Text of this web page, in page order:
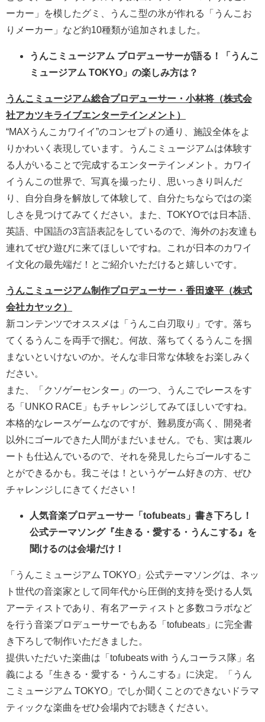
ーカー」を模したグミ、うんこ型の氷が作れる「うんこお
りメーカー」など約10種類が追加されました。
うんこミュージアム プロデューサーが語る！「うんこ
ミュージアム TOKYO」の楽しみ方は？
うんこミュージアム総合プロデューサー・小林将（株式会
社アカツキライブエンターテインメント）
“MAXうんこカワイイ”のコンセプトの通り、施設全体をよ
りかわいく表現しています。うんこミュージアムは体験す
る人がいることで完成するエンターテインメント。カワイ
イうんこの世界で、写真を撮ったり、思いっきり叫んだ
り、自分自身を解放して体験して、自分たちならではの楽
しさを見つけてみてください。また、TOKYOでは日本語、
英語、中国語の3言語表記をしているので、海外のお友達も
連れてぜひ遊びに来てほしいですね。これが日本のカワイ
イ文化の最先端だ！とご紹介いただけると嬉しいです。
うんこミュージアム制作プロデューサー・香田遼平（株式
会社カヤック）
新コンテンツでオススメは「うんこ白刃取り」です。落ち
てくるうんこを両手で掴む。何故、落ちてくるうんこを掴
まないといけないのか。そんな非日常な体験をお楽しみく
ださい。
また、「クソゲーセンター」の一つ、うんこでレースをす
る「UNKO RACE」もチャレンジしてみてほしいですね。
本格的なレースゲームなのですが、難易度が高く、開発者
以外にゴールできた人間がまだいません。でも、実は裏ル
ートも仕込んでいるので、それを発見したらゴールするこ
とができるかも。我こそは！というゲーム好きの方、ぜひ
チャレンジしにきてください！
人気音楽プロデューサー「tofubeats」書き下ろし！
公式テーマソング『生きる・愛する・うんこする』を
聞けるのは会場だけ！
「うんこミュージアム TOKYO」公式テーマソングは、ネッ
ト世代の音楽家として同年代から圧倒的支持を受ける人気
アーティストであり、有名アーティストと多数コラボなど
を行う音楽プロデューサーでもある「tofubeats」に完全書
き下ろしで制作いただきました。
提供いただいた楽曲は「tofubeats with うんコーラス隊」名
義による『生きる・愛する・うんこする』に決定。「うん
こミュージアム TOKYO」でしか聞くことのできないドラマ
ティックな楽曲をぜひ会場内でお聴きください。